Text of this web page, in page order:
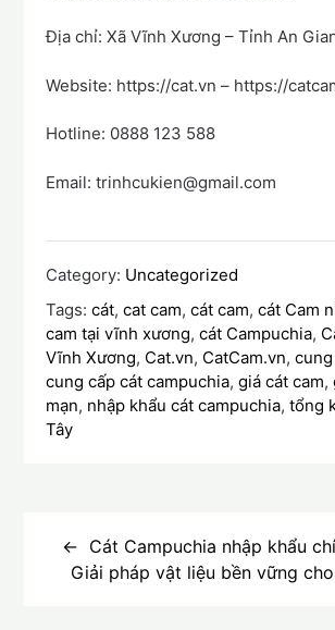
Địa chỉ: Xã Vĩnh Xương – Tỉnh An
Website: https://cat.vn – https://
Hotline: 0888 123 588
Email: trinhcukien@gmail.com
Category: Uncategorized
Tags:cát,cat cam,cát cam,cát Cam
cam tại vĩnh xương,cát Campuchia,
Vĩnh Xương, Cat.vn, CatCam.vn,
cung cấp cát campuchia,giá cát cam,
mạn, nhập khẩu cát campuchia,tổng
Tây
hướngCát Campuchia nhập khẩu
Giải pháp vật liệu bền vững